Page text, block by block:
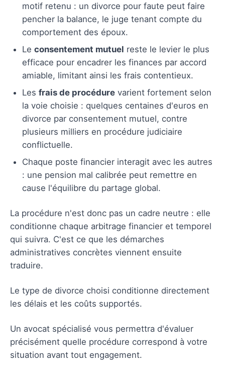
motif retenu : un divorce pour faute peut faire
pencher la balance, le juge tenant compte du
comportement des époux.
Le consentement mutuel reste le levier le plus
efficace pour encadrer les finances par accord
amiable, limitant ainsi les frais contentieux.
Les frais de procédure varient fortement selon
la voie choisie : quelques centaines d'euros en
divorce par consentement mutuel, contre
plusieurs milliers en procédure judiciaire
conflictuelle.
Chaque poste financier interagit avec les autres
: une pension mal calibrée peut remettre en
cause l'équilibre du partage global.
La procédure n'est donc pas un cadre neutre : elle
conditionne chaque arbitrage financier et temporel
qui suivra. C'est ce que les démarches
administratives concrètes viennent ensuite
traduire.
Le type de divorce choisi conditionne directement
les délais et les coûts supportés.
Un avocat spécialisé vous permettra d'évaluer
précisément quelle procédure correspond à votre
situation avant tout engagement.